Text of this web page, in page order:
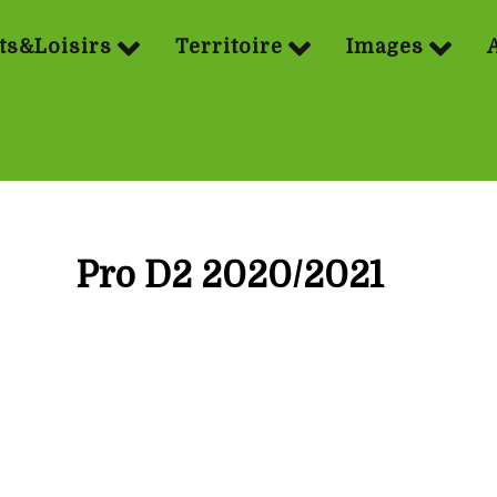
Territoire Images
Pro D2 2020/2021